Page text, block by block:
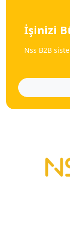
İşinizi
Nss B2B